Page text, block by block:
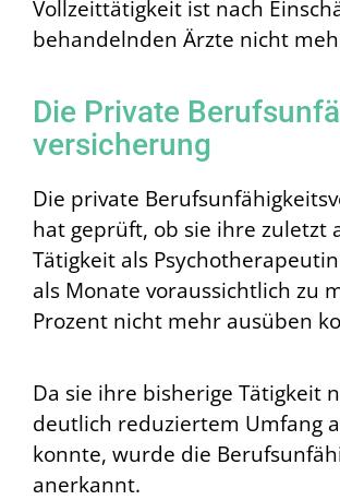
Vollzeittätigkeit ist nach
behandelnden Ärzte nicht
Die Private
versicherung
Die private
hat geprüft, ob sie ihre zuletzt
Tätigkeit als
als Monate voraussichtlich zu
Prozent nicht mehr ausüben
Da sie ihre bisherige Tätigkeit
deutlich reduziertem Umfang
konnte, wurde die
anerkannt.